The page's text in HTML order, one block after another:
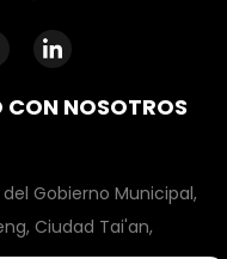
NOSOTROS
Gobierno Municipal,
Ciudad Tai'an,